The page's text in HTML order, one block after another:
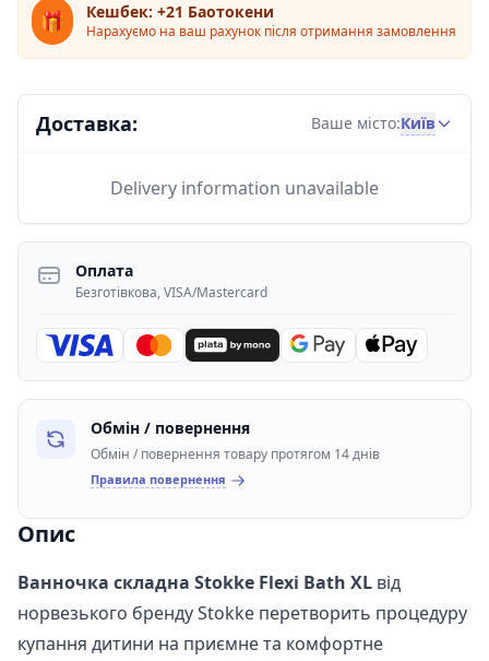
Опис
Ванночка складна Stokke Flexi Bath XL від
норвезького бренду Stokke перетворить процедуру
купання дитини на приємне та комфортне
🎁 Кешбек: +21 Баотокени
Нарахуємо на ваш рахунок після отримання замовлення
Доставка: Ваше місто:Київ
Delivery information unavailable
Оплата
Безготівкова, VISA/Mastercard
Обмін / повернення
Обмін / повернення товару протягом 14 днів
Правила повернення